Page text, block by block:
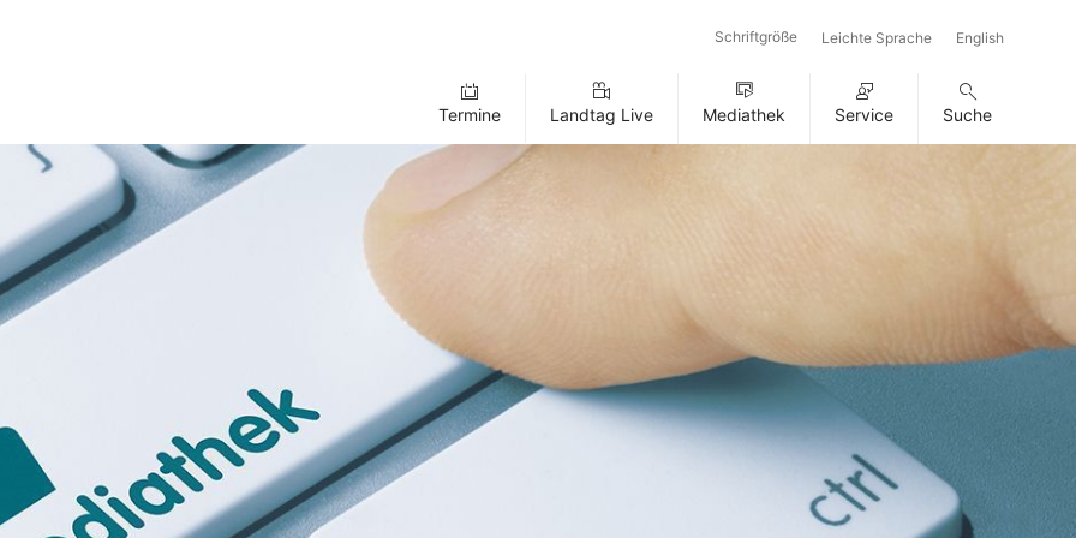
Schriftgröße Leichte Sprache English
Termine Landtag Live Mediathek Service Suche